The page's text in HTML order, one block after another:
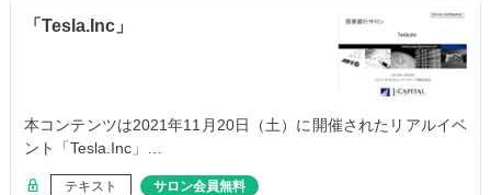
「Tesla.Inc」
本コンテンツは2021年11月20日（土）に開催されたリアルイベ
ント「Tesla.Inc」…
テキスト サロン会員無料